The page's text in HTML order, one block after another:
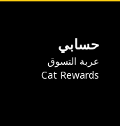
حسابي
عربة التسوق
Cat Rewards